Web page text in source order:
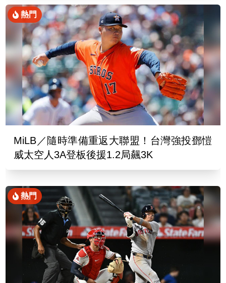
熱門
MiLB／隨時準備重返大聯盟！台灣強投鄧愷
威太空人3A登板後援1.2局飆3K
熱門